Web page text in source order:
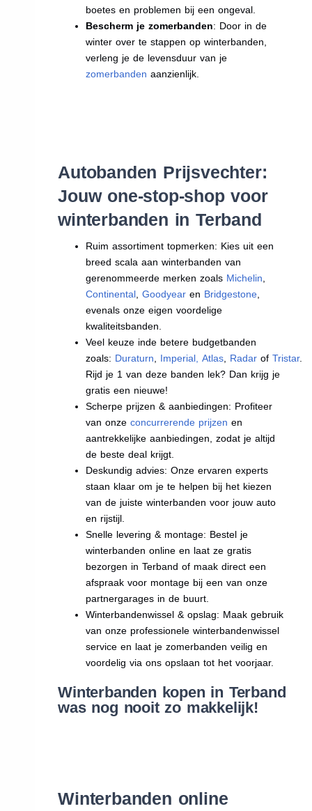
boetes en problemen bij een ongeval.
Bescherm je zomerbanden: Door in de
winter over te stappen op winterbanden,
verleng je de levensduur van je
zomerbanden aanzienlijk.
Autobanden Prijsvechter:
Jouw one-stop-shop voor
winterbanden in Terband
Ruim assortiment topmerken: Kies uit een
breed scala aan winterbanden van
gerenommeerde merken zoals Michelin
Continental ,Goodyear en Bridgestone
evenals onze eigen voordelige
kwaliteitsbanden.
Veel keuze inde betere budgetbanden
zoals: Duraturn Imperial Atlas Radar ofTristar.
Rijd je 1 van deze banden lek? Dan krijg je
gratis een nieuwe!
Scherpe prijzen & aanbiedingen: Profiteer
van onzeconcurrerende prijzen en
aantrekkelijke aanbiedingen, zodat je altijd
de beste deal krijgt.
Deskundig advies: Onze ervaren experts
staan klaar om je te helpen bij het kiezen
van de juiste winterbanden voor jouw auto
en rijstijl.
Snelle levering & montage: Bestel je
winterbanden online en laat ze gratis
bezorgen in Terband of maak direct een
afspraak voor montage bij een van onze
partnergarages in de buurt.
Winterbandenwissel & opslag: Maak gebruik
van onze professionele winterbandenwissel
service en laat je zomerbanden veilig en
voordelig via ons opslaan tot het voorjaar.
Winterbanden kopen in Terband
was nog nooit zo makkelijk!
Winterbanden online